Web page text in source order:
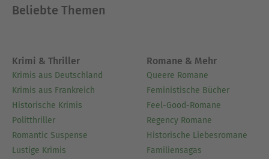
Beliebte Themen
Krimi & Thriller
Krimis aus Deutschland
Krimis aus Frankreich
Historische Krimis
Politthriller
Romantic Suspense
Lustige Krimis
Romane & Mehr
Queere Romane
Feministische Bücher
Feel-Good-Romane
Regency Romane
Historische Liebesromane
Familiensagas